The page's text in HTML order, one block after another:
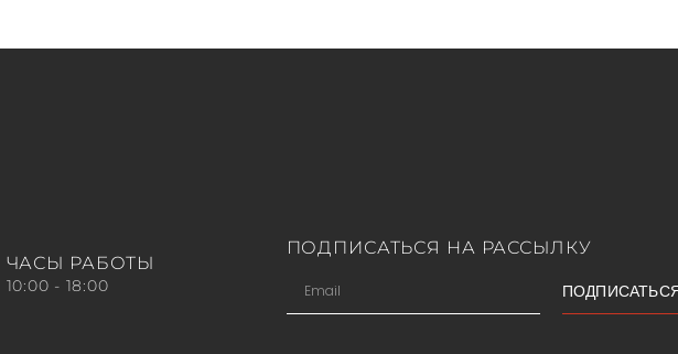
ЧАСЫ РАБОТЫ
10:00 - 18:00
ПОДПИСАТЬСЯ НА РАССЫЛКУ